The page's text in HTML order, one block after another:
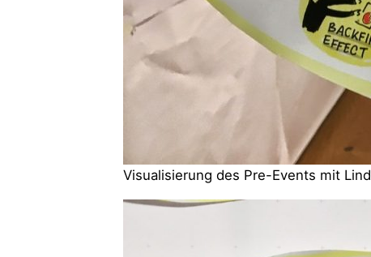
Visualisierung des Pre-Events mit